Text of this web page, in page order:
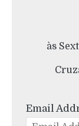
às
Email